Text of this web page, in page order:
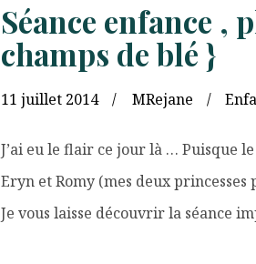
Séance enfance
champs de blé }
11 juillet 2014 MRejane
J’ai eu le flair ce jour là … Puisque
Eryn et Romy (mes deux
Je vous laisse découvrir la séance